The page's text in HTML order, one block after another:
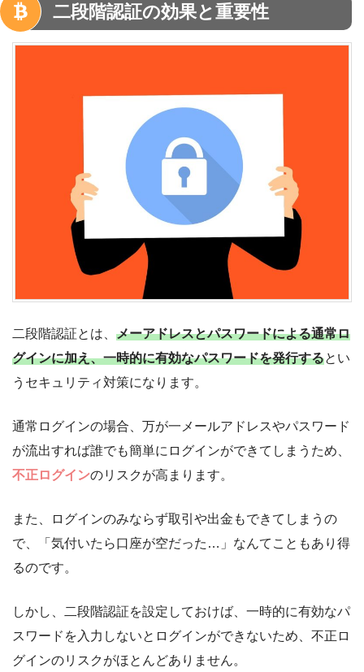
二段階認証の効果と重要性
二段階認証とは、 メーアドレスとパスワードによる通常ロ
グインに加え、一時的に有効なパスワードを発行するとい
うセキュリティ対策になります。
通常ログインの場合、万が一メールアドレスやパスワード
が流出すれば誰でも簡単にログインができてしまうため、
不正ログインのリスクが高まります。
また、ログインのみならず取引や出金もできてしまうの
で、「気付いたら口座が空だった…」なんてこともあり得
るのです。
しかし、二段階認証を設定しておけば、一時的に有効なパ
スワードを入力しないとログインができないため、不正ロ
グインのリスクがほとんどありません。